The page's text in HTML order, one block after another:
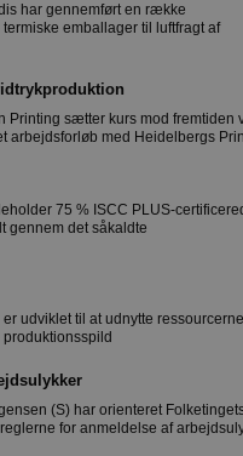
har gennemført en række
emballager til luftfragt af
Printing sætter kurs mod fremtiden
arbejdsforløb med Heidelbergs
75 % ISCC PLUS-
gennem det såkaldte
udviklet til at udnytte ressourcerne
(S) har orienteret
for anmeldelse af